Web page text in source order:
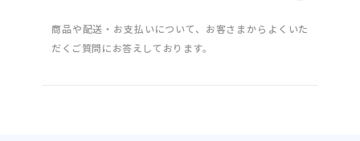
商品や配送・お支払いについて、お客さまからよくいた
だくご質問にお答えしております。